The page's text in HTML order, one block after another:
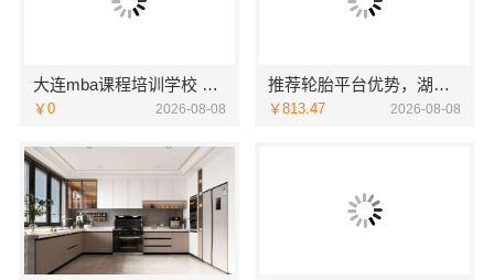
大连mba课程培训学校 社科赛斯MBA考研定制专业辅导规划
￥0 2026-08-08
推荐轮胎平台优势，湖北省腾冠畅实业贸易有限公司引领
￥813.47 2026-08-08